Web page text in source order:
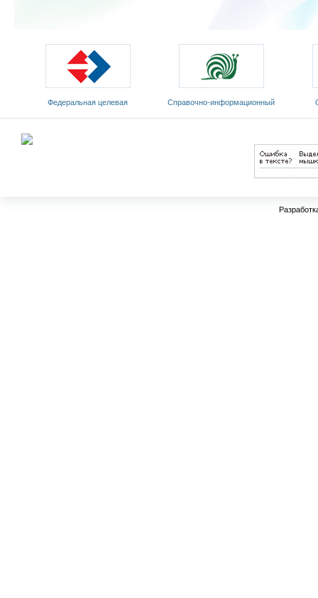
Федеральная целевая
программа развития
Cправочно-информационный
портал «Русский язык»